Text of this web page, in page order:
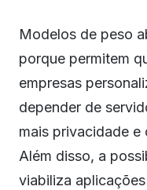
Modelos de peso
porque permitem
empresas
depender de
mais privacidade
Além disso, a
viabiliza